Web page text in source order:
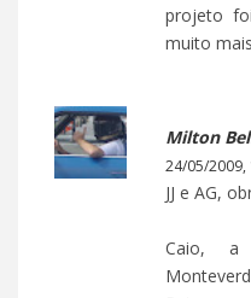
projeto
muito
Milton
24/05/2009,
JJ e AG,
Caio, a